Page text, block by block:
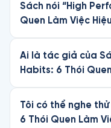
Sách nói “High
Quen Làm Việc
Ai là tác giả của
Habits: 6 Thói
Tôi có thể nghe
6 Thói Quen Làm